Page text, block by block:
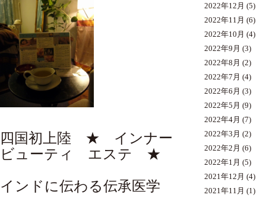
四国初上陸 ★ インナー
ビューティ エステ ★
インドに伝わる伝承医学
2022年12月 (5)
2022年11月 (6)
2022年10月 (4)
2022年9月 (3)
2022年8月 (2)
2022年7月 (4)
2022年6月 (3)
2022年5月 (9)
2022年4月 (7)
2022年3月 (2)
2022年2月 (6)
2022年1月 (5)
2021年12月 (4)
2021年11月 (1)